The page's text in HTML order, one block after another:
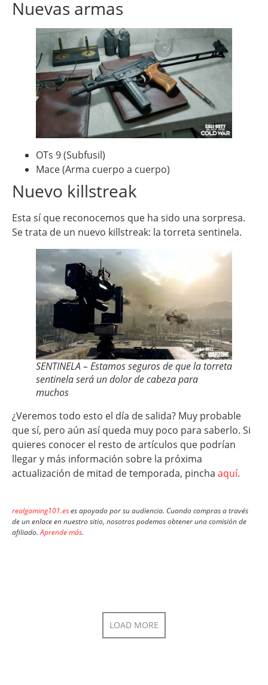
Nuevas armas
OTs 9 (Subfusil)
Mace (Arma cuerpo a cuerpo)
Nuevo killstreak
Esta sí que reconocemos que ha sido una sorpresa.
Se trata de un nuevo killstreak: la torreta sentinela.
SENTINELA – Estamos seguros de que la torreta
sentinela será un dolor de cabeza para
muchos
¿Veremos todo esto el día de salida? Muy probable
que sí, pero aún así queda muy poco para saberlo. Si
quieres conocer el resto de artículos que podrían
llegar y más información sobre la próxima
actualización de mitad de temporada, pincha aquí.
realgaming101.eses apoyado por su audiencia. Cuando compras a través
de un enlace en nuestro sitio, nosotros podemos obtener una comisión de
afiliado.Aprende más.
LOAD MORE